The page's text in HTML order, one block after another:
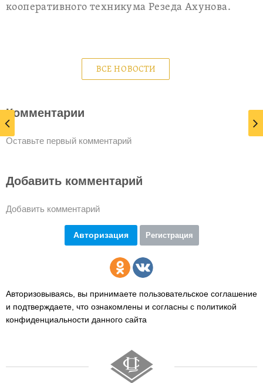
кооперативного техникума Резеда Ахунова.
ВСЕ НОВОСТИ
Комментарии
Оставьте первый комментарий
Добавить комментарий
Добавить комментарий
Авторизация Регистрация
Авторизовываясь, вы принимаете пользовательское соглашение
и подтверждаете, что ознакомлены и согласны с политикой
конфиденциальности данного сайта